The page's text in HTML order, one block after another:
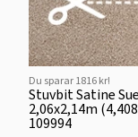
Du sparar 1816 kr!
Stuvbit Satine
2,06x2,14m
109994